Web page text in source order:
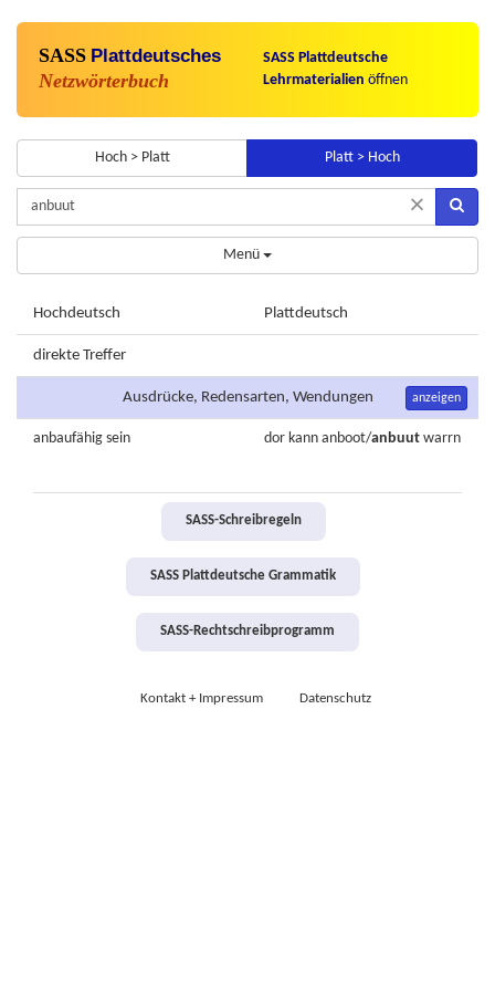
SASS Plattdeutsches
Netzwörterbuch
SASS Plattdeutsche
Lehrmaterialien öffnen
Hoch > Platt Platt > Hoch
×
Menü
Hochdeutsch Plattdeutsch
direkte Treffer
Ausdrücke, Redensarten, Wendungen anzeigen
anbaufähig sein dor kann anboot/anbuut warrn
SASS-Schreibregeln
SASS Plattdeutsche Grammatik
SASS-Rechtschreibprogramm
Kontakt + Impressum Datenschutz